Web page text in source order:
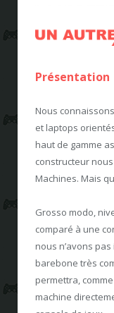
Présentation
Nous
et laptops
haut de gamme
constructeur
Machines. Mais
Grosso modo,
comparé à une
nous n’avons
barebone très
permettra,
machine